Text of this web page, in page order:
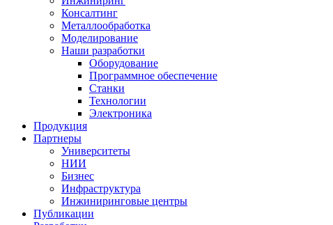
Консалтинг
Металлообработка
Моделирование
Наши разработки
Оборудование
Программное обеспечение
Станки
Технологии
Электроника
Продукция
Партнеры
Университеты
НИИ
Бизнес
Инфраструктура
Инжиниринговые центры
Публикации